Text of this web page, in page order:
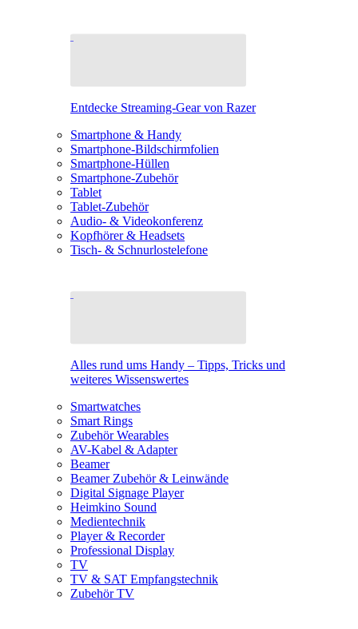
Entdecke Streaming-Gear von Razer
Smartphone & Handy
Smartphone-Bildschirmfolien
Smartphone-Hüllen
Smartphone-Zubehör
Tablet
Tablet-Zubehör
Audio- & Videokonferenz
Kopfhörer & Headsets
Tisch- & Schnurlostelefone
Alles rund ums Handy – Tipps, Tricks und
weiteres Wissenswertes
Smartwatches
Smart Rings
Zubehör Wearables
AV-Kabel & Adapter
Beamer
Beamer Zubehör & Leinwände
Digital Signage Player
Heimkino Sound
Medientechnik
Player & Recorder
Professional Display
TV
TV & SAT Empfangstechnik
Zubehör TV